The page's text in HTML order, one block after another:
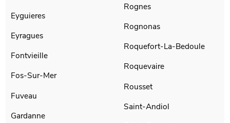
Eyguieres
Eyragues
Fontvieille
Fos-Sur-Mer
Fuveau
Gardanne
Rognes
Rognonas
Roquefort-La-Bedoule
Roquevaire
Rousset
Saint-Andiol